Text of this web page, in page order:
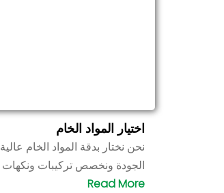
اختيار المواد الخام
نحن نختار بدقة المواد الخام عالية
الجودة ونخصص تركيبات ونكهات
فريدة من نوعها لضمان تلبية